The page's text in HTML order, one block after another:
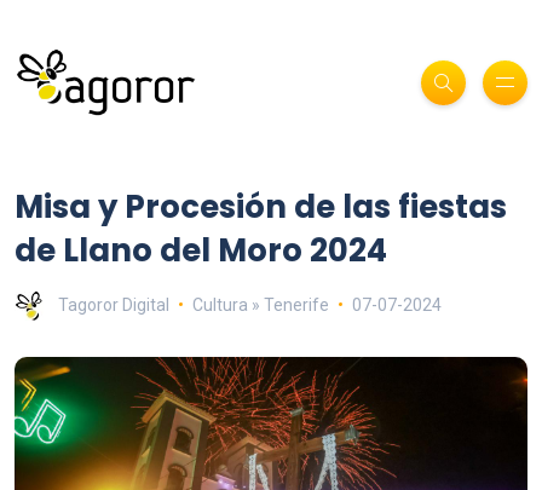
Misa y Procesión de las fiestas
de Llano del Moro 2024
Tagoror Digital Cultura » Tenerife 07-07-2024